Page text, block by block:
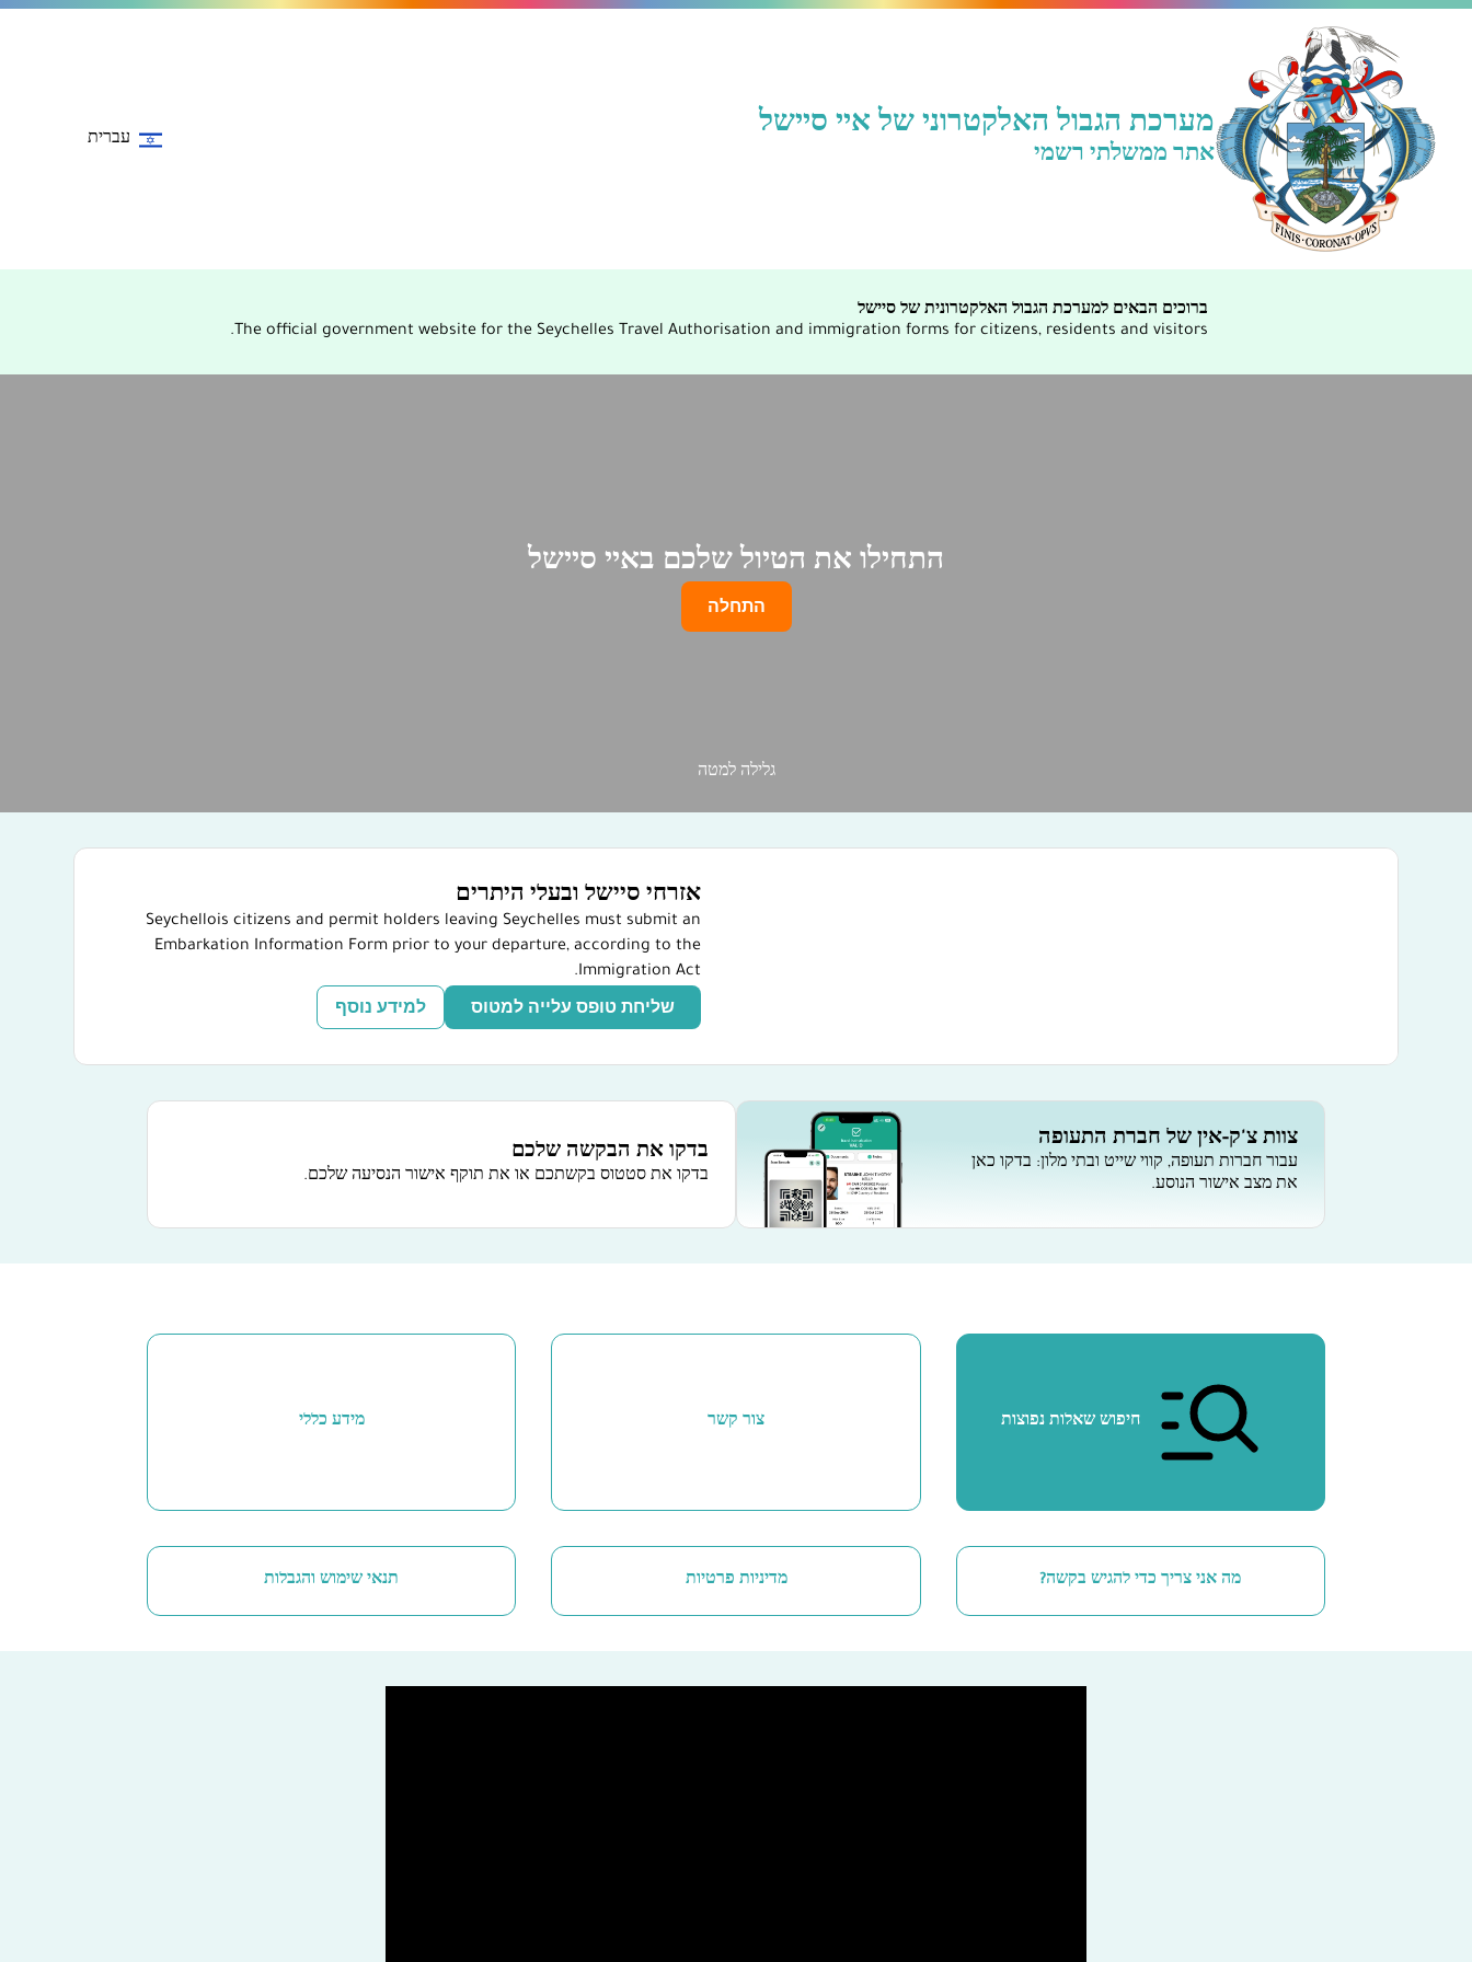
מערכת הגבול האלקטרוני של איי סיישל
אתר ממשלתי רשמי
עברית
ברוכים הבאים למערכת הגבול האלקטרונית של סיישל
The official government website for the Seychelles Travel Authorisation and immigration forms for citizens, residents and visitors.
התחילו את הטיול שלכם באיי סיישל
התחלה
גלילה למטה
אזרחי סיישל ובעלי היתרים
Seychellois citizens and permit holders leaving Seychelles must submit an
Embarkation Information Form prior to your departure, according to the
Immigration Act.
שליחת טופס עלייה למטוס למידע נוסף
צוות צ'ק-אין של חברת התעופה
עבור חברות תעופה, קווי שייט ובתי מלון: בדקו כאן
את מצב אישור הנוסע.
בדקו את הבקשה שלכם
בדקו את סטטוס בקשתכם או את תוקף אישור הנסיעה שלכם.
חיפוש שאלות נפוצות צור קשר מידע כללי
מה אני צריך כדי להגיש בקשה? מדיניות פרטיות תנאי שימוש והגבלות